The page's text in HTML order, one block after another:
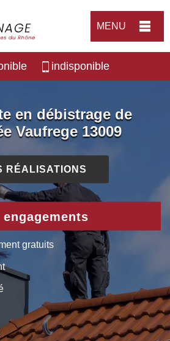
MENU
indisponible
en débistrage de
Vaufrege 13009
RÉALISATIONS
engagements
gratuits